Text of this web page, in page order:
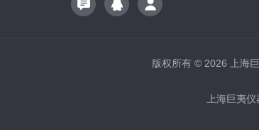
版权所有 © 2026 上海
上海巨夷